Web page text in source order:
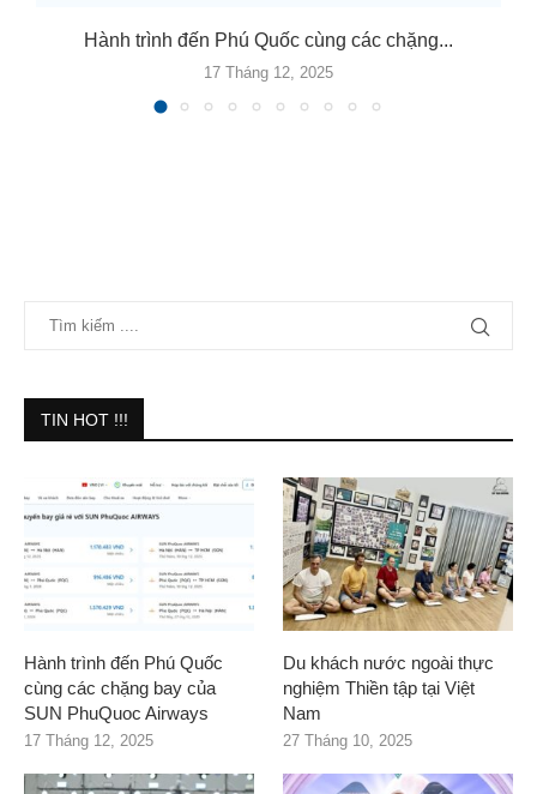
Hành trình đến Phú Quốc cùng các chặng...
17 Tháng 12, 2025
TIN HOT !!!
Hành trình đến Phú Quốc
cùng các chặng bay của
SUN PhuQuoc Airways
17 Tháng 12, 2025
Du khách nước ngoài thực
nghiệm Thiền tập tại Việt
Nam
27 Tháng 10, 2025